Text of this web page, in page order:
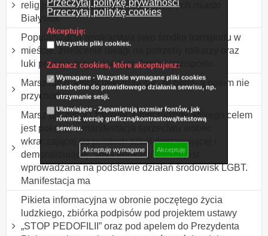
Przeczytaj politykę prywatności
Przeczytaj politykę cookies
Akceptuję:
Wszystkie pliki cookies.
Zaznacz cookies, które akceptujesz:
Wymagane - Wszystkie wymagane pliki cookies
niezbędne do prawidłowego działania serwisu, np.
utrzymanie sesji.
Ułatwiające - Zapamiętują rozmiar fontów, jak
również wersję graficzną/kontrastową/tekstową
serwisu.
Akceptuję wymagane Akceptuję
religijnych chrześcijan zamieszkujących miasto
Białystok
Popularyzacja wrotkarstwa jako środka transportu w
mieście, zwrócenie uwagi na potrzeby rolkarzy oraz
luki prawne dotyczące tego środka transportu
Marsz ludzi, którzy deklarują się, że będą, a potem nie
przychodzą.
Marsz dla życia i zdrowej, silnej rodziny, którego celem
jest pokojowa manifestacja sprzeciwu wobec
wkraczającej do polskich szkół deprawującej i
demoralizującej "seks edukacji", która jest
wprowadzana na podstawie działań środowisk LGBT.
Manifestacja ma
Pikieta informacyjna w obronie poczętego życia
ludzkiego, zbiórka podpisów pod projektem ustawy
„STOP PEDOFILII” oraz pod apelem do Prezydenta